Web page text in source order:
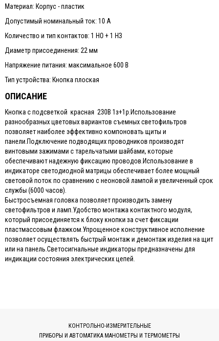
Материал: Корпус - пластик
Допустимый номинальный ток: 10 А
Количество и тип контактов: 1 НО + 1 НЗ
Диаметр присоединения: 22 мм
Напряжение питания: максимальное 600 В
Тип устройства: Кнопка плоская
ОПИСАНИЕ
Кнопка с подсветкой красная 230В 1з+1р.Использование
разнообразных цветовых вариантов съемных светофильтров
позволяет наиболее эффективно компоновать щиты и
панели.Подключение подводящих проводников производят
винтовыми зажимами с тарельчатыми шайбами, которые
обеспечивают надежную фиксацию проводов.Использование в
индикаторе светодиодной матрицы обеспечивает более мощный
световой поток по сравнению с неоновой лампой и увеличенный срок
службы (6000 часов).
Быстросъемная головка позволяет производить замену
светофильтров и ламп.Удобство монтажа контактного модуля,
который присоединяется к блоку кнопки за счет фиксации
пластмассовым флажком.Упрощенное конструктивное исполнение
позволяет осуществлять быстрый монтаж и демонтаж изделия на щит
или на панель.Светосигнальные индикаторы предназначены для
индикации состояния электрических цепей.
КОНТРОЛЬНО-ИЗМЕРИТЕЛЬНЫЕ
ПРИБОРЫ И АВТОМАТИКА МАНОМЕТРЫ И ТЕРМОМЕТРЫ